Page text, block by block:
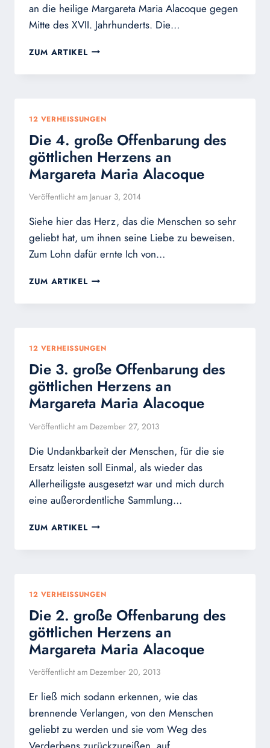
an die heilige Margareta Maria Alacoque gegen
Mitte des XVII. Jahrhunderts. Die…
ZUM ARTIKEL DIE
DER
UND
DIE
VERHEISSUNGEN
12 VERHEISSUNGEN
Die 4. große Offenbarung des
göttlichen Herzens an
Margareta Maria Alacoque
Veröffentlicht am Januar 3, 2014
Siehe hier das Herz, das die Menschen so sehr
geliebt hat, um ihnen seine Liebe zu beweisen.
Zum Lohn dafür ernte Ich von…
ZUM ARTIKEL DIE
GROSSE O
ERZENS A
N M
ARGARETA M
ARIA A
LACOQUE
12 VERHEISSUNGEN
Die 3. große Offenbarung des
göttlichen Herzens an
Margareta Maria Alacoque
Veröffentlicht am Dezember 27, 2013
Die Undankbarkeit der Menschen, für die sie
Ersatz leisten soll Einmal, als wieder das
Allerheiligste ausgesetzt war und mich durch
eine außerordentliche Sammlung…
ZUM ARTIKEL DIE
GROSSE O
ERZENS A
N M
ARGARETA M
ARIA A
LACOQUE
12 VERHEISSUNGEN
Die 2. große Offenbarung des
göttlichen Herzens an
Margareta Maria Alacoque
Veröffentlicht am Dezember 20, 2013
Er ließ mich sodann erkennen, wie das
brennende Verlangen, von den Menschen
geliebt zu werden und sie vom Weg des